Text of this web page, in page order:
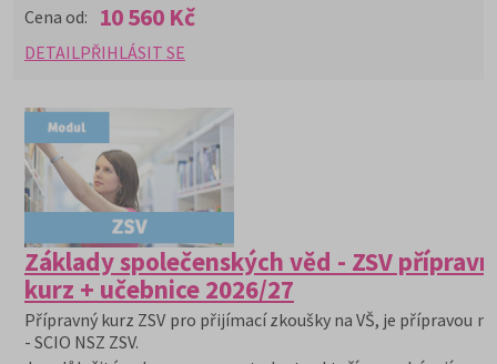
Cena od: 10 560 Kč
DETAIL PŘIHLÁSIT SE
Základy společenských věd - ZSV
kurz + učebnice 2026/27
Přípravný kurz ZSV pro přijímací zkoušky na VŠ, je přípravou
- SCIO NSZ ZSV.